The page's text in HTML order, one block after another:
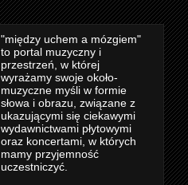
"między uchem a mózgiem"
to portal muzyczny i
przestrzeń, w której
wyrażamy swoje około-
muzyczne myśli w formie
słowa i obrazu, związane z
ukazującymi się ciekawymi
wydawnictwami płytowymi
oraz koncertami, w których
mamy przyjemność
uczestniczyć.